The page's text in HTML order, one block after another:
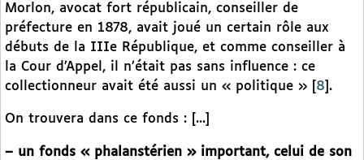
Morlon, avocat fort républicain, conseiller de
préfecture en 1878, avait joué un certain rôle aux
débuts de la IIIe République, et comme conseiller à
la Cour d’Appel, il n’était pas sans influence : ce
collectionneur avait été aussi un « politique »
8 .
On trouvera dans ce fonds : [...]
– un fonds « phalanstérien » important, celui de son